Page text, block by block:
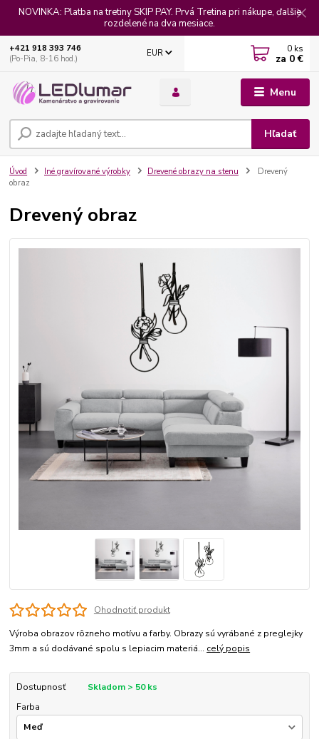
NOVINKA: Platba na tretiny SKIP PAY. Prvá Tretina pri nákupe, ďalšie
rozdelené na dva mesiace.
Menu
EUR
Hľadať
+421 918 393 746
(Po-Pia, 8-16 hod.)
0 ks
za 0 €
Úvod Iné gravírované výrobky Drevené obrazy na stenu
Drevený
obraz
Drevený obraz
Ohodnotiť produkt
Výroba obrazov rôzneho motívu a farby. Obrazy sú vyrábané z preglejky
3mm a sú dodávané spolu s lepiacim materiá... celý popis
Dostupnosť
Skladom > 50 ks
Farba